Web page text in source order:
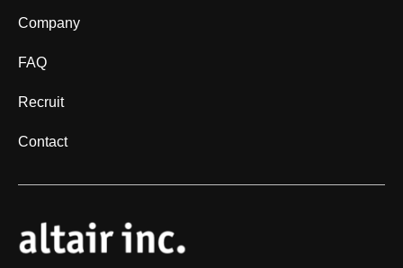
Company
FAQ
Recruit
Contact